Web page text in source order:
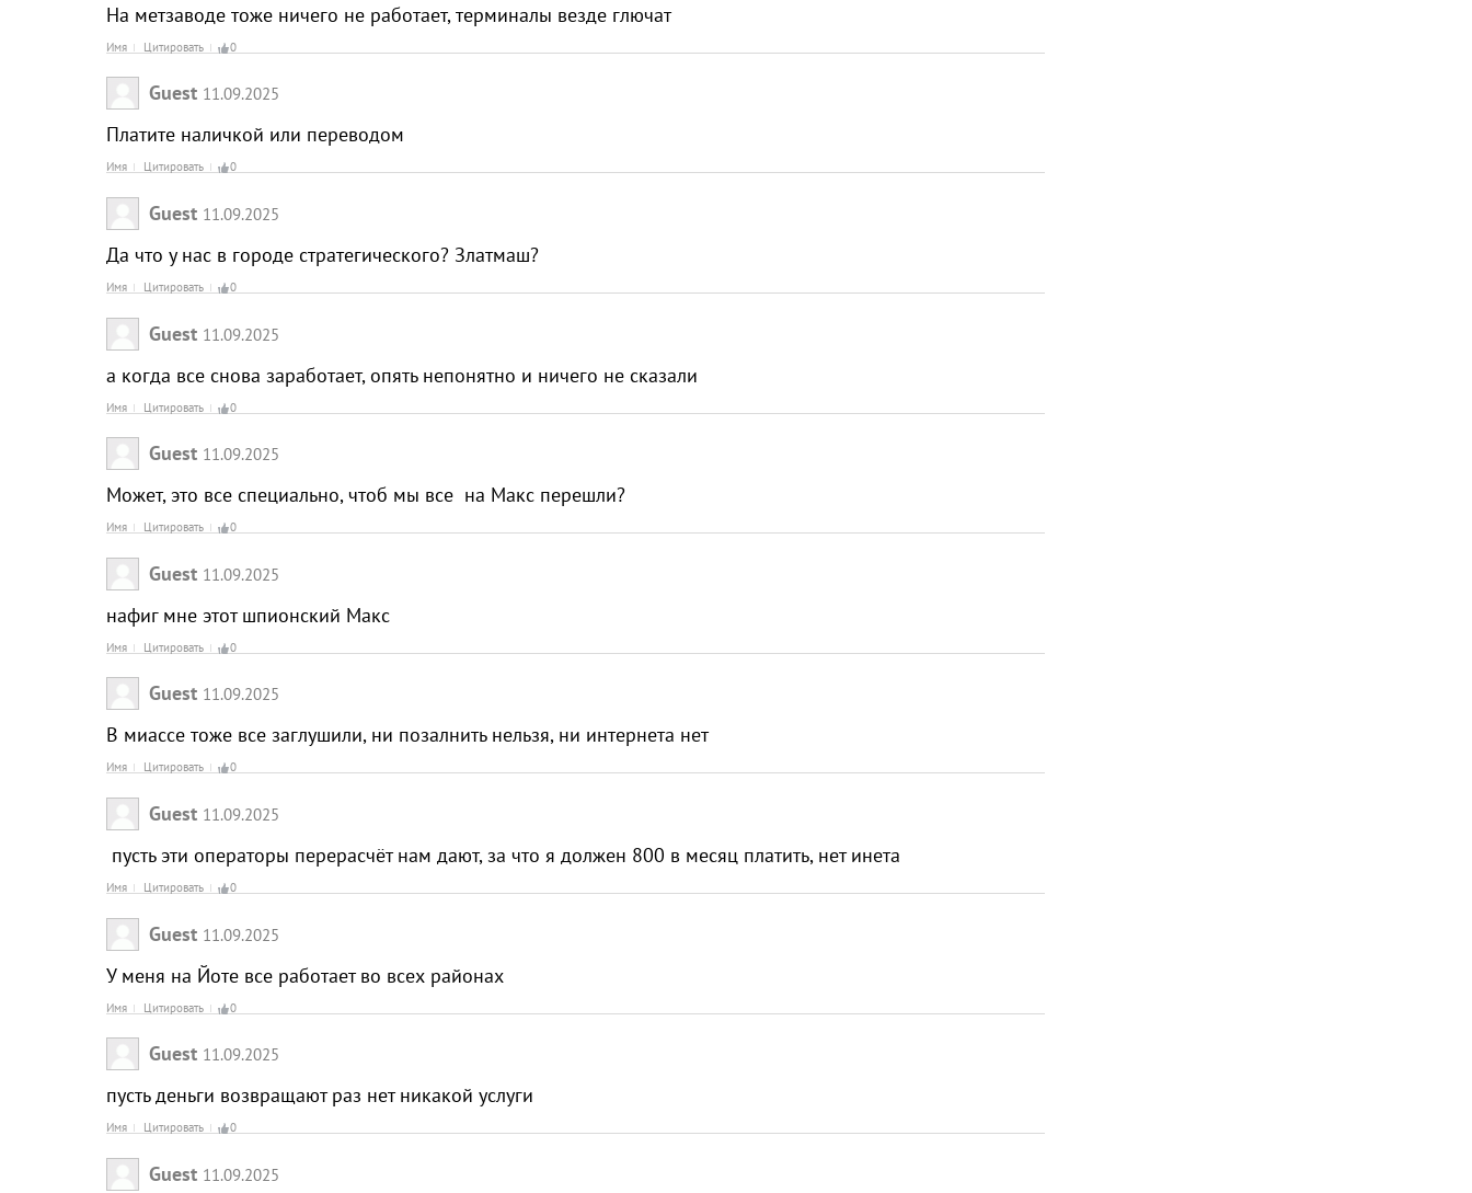
На метзаводе тоже ничего не работает, терминалы везде глючат
Имя Цитировать 0
Guest 11.09.2025
Платите наличкой или переводом
Имя Цитировать 0
Guest 11.09.2025
Да что у нас в городе стратегического? Златмаш?
Имя Цитировать 0
Guest 11.09.2025
а когда все снова заработает, опять непонятно и ничего не сказали
Имя Цитировать 0
Guest 11.09.2025
Может, это все специально, чтоб мы все на Макс перешли?
Имя Цитировать 0
Guest 11.09.2025
нафиг мне этот шпионский Макс
Имя Цитировать 0
Guest 11.09.2025
В миассе тоже все заглушили, ни позалнить нельзя, ни интернета нет
Имя Цитировать 0
Guest 11.09.2025
пусть эти операторы перерасчёт нам дают, за что я должен 800 в месяц платить, нет инета
Имя Цитировать 0
Guest 11.09.2025
У меня на Йоте все работает во всех районах
Имя Цитировать 0
Guest 11.09.2025
пусть деньги возвращают раз нет никакой услуги
Имя Цитировать 0
Guest 11.09.2025